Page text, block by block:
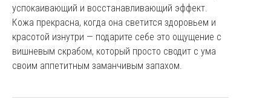
успокаивающий и восстанавливающий эффект.
Кожа прекрасна, когда она светится здоровьем и
красотой изнутри — подарите себе это ощущение с
вишневым скрабом, который просто сводит с ума
своим аппетитным заманчивым запахом.